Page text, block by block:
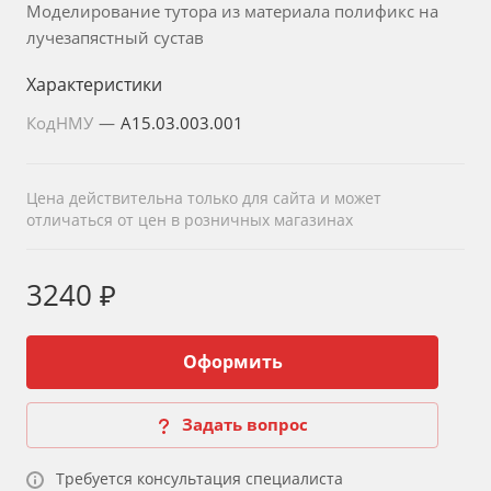
Моделирование тутора из материала полификс на
лучезапястный сустав
Характеристики
КодНМУ — A15.03.003.001
Цена действительна только для сайта и может
отличаться от цен в розничных магазинах
3240 ₽
Оформить
Задать вопрос
Требуется консультация специалиста